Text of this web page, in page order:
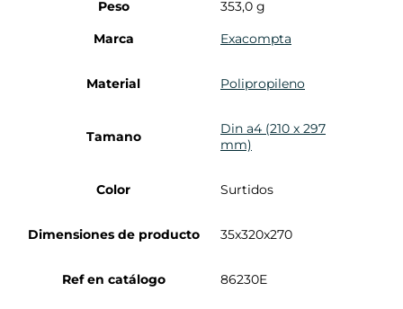
Peso
353,0 g
Marca
Exacompta
Material Polipropileno
Tamano
Din a4 (210 x 297
mm)
Color Surtidos
Dimensiones de producto 35x320x270
Ref en catálogo 86230E